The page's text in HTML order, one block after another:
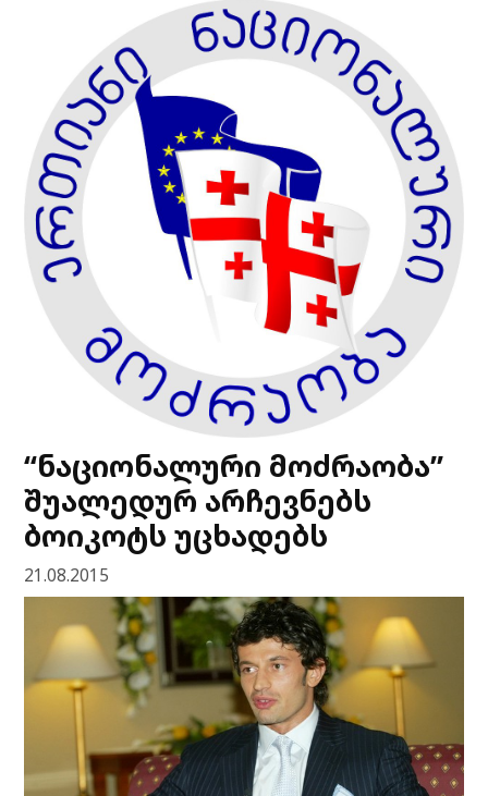
“ნაციონალური მოძრაობა”
შუალედურ არჩევნებს
ბოიკოტს უცხადებს
21.08.2015